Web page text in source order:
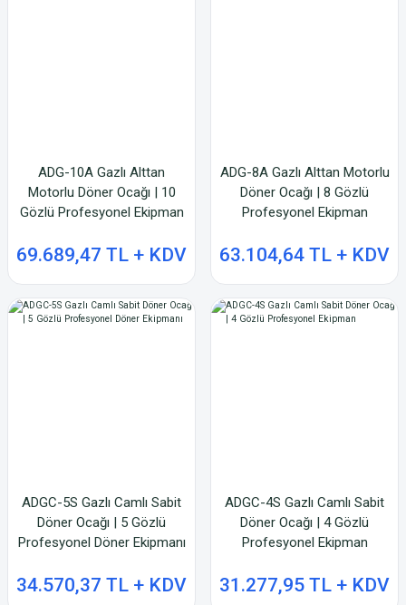
ADG-10A Gazlı Alttan
Motorlu Döner Ocağı | 10
Gözlü Profesyonel Ekipman
69.689,47 TL + KDV
ADG-8A Gazlı Alttan Motorlu
Döner Ocağı | 8 Gözlü
Profesyonel Ekipman
63.104,64 TL + KDV
ADGC-5S Gazlı Camlı Sabit
Döner Ocağı | 5 Gözlü
Profesyonel Döner Ekipmanı
34.570,37 TL + KDV
ADGC-4S Gazlı Camlı Sabit
Döner Ocağı | 4 Gözlü
Profesyonel Ekipman
31.277,95 TL + KDV